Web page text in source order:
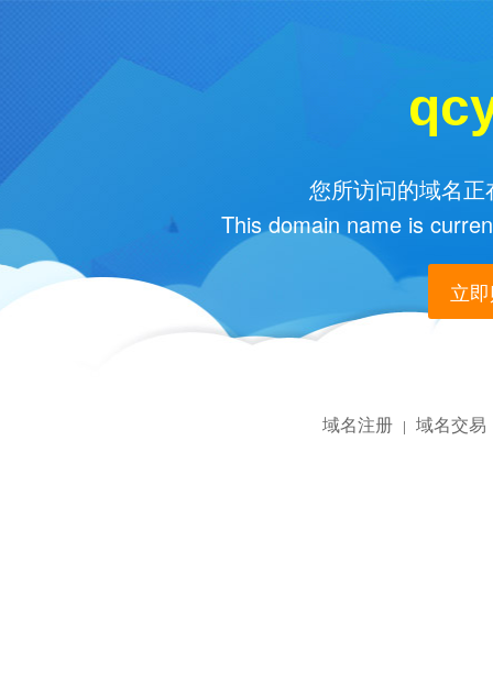
您所访问的域名
This domain name is
立
域名注册 | 域名交易